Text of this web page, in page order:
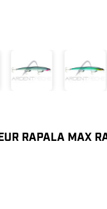
RAPALA MAX